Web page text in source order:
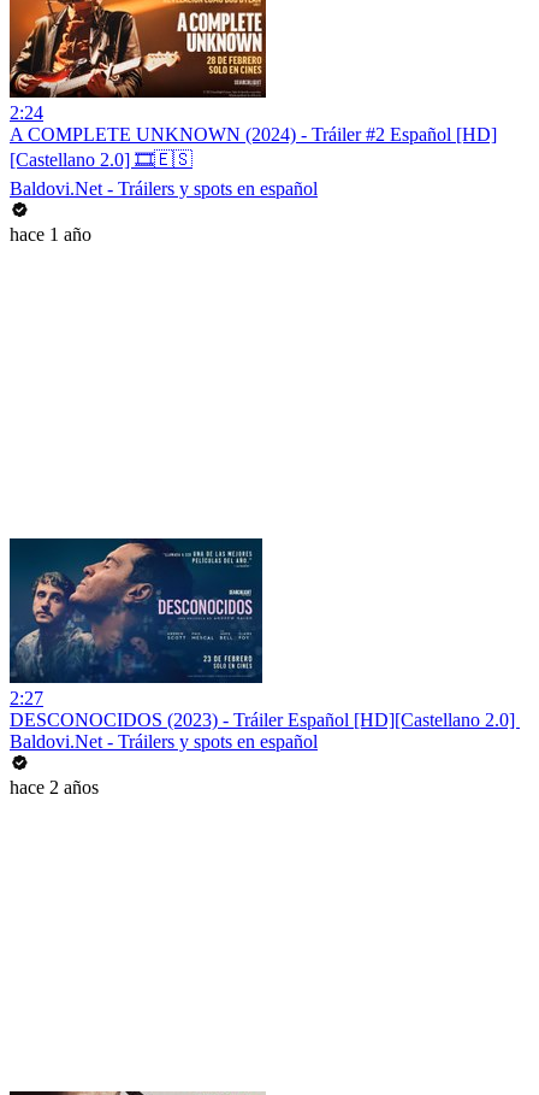
2:24
A COMPLETE UNKNOWN (2024) - Tráiler #2 Español [HD]
[Castellano 2.0] 🎞️🇪🇸
Baldovi.Net - Tráilers y spots en español
hace 1 año
2:27
DESCONOCIDOS (2023) - Tráiler Español [HD][Castellano 2.0] ️
Baldovi.Net - Tráilers y spots en español
hace 2 años